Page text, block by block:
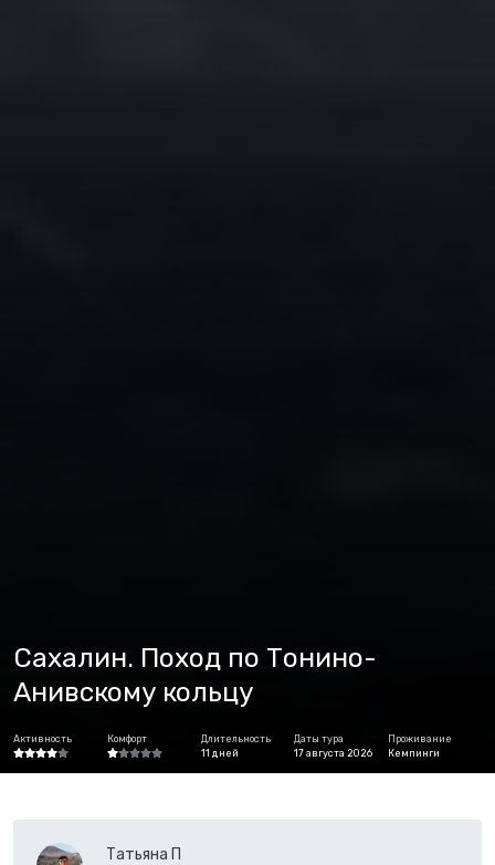
Сахалин. Поход по Тонино-
Анивскому кольцу
Активность Комфорт
Длительность
11 дней
Даты тура
17 августа 2026
Проживание
Кемпинги
Татьяна П